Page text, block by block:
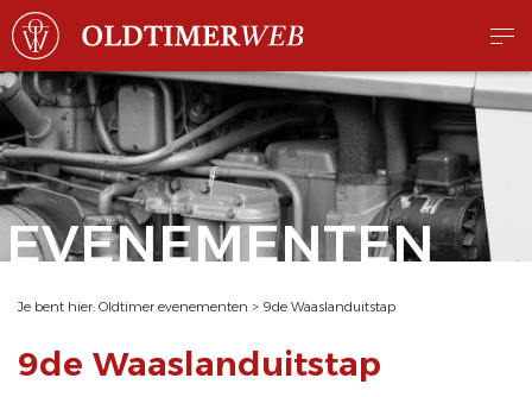
EVENEMENTEN
Je bent hier: Oldtimer evenementen > 9de Waaslanduitstap
9de Waaslanduitstap